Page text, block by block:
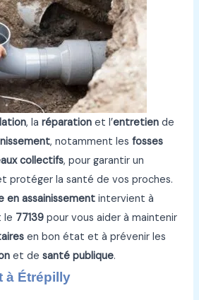
, laréparation et l’entretien de
, notamment lesfosses
collectifs, pour garantir un
protéger la santé de vos proches.
en assainissement intervient à
le 77139 pour vous aider à maintenir
en bon état et à prévenir les
et desanté publique.
à Étrépilly